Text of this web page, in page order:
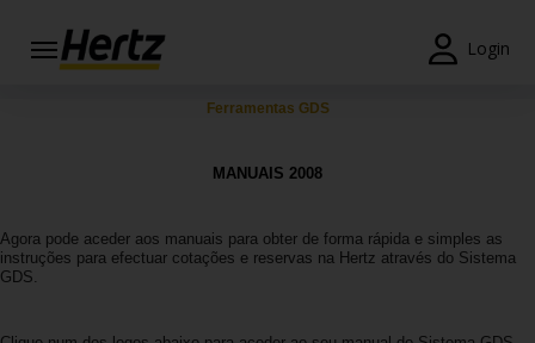
Login
Campanhas
Ferramentas GDS
MANUAIS 2008
Agora pode aceder aos manuais para obter de forma rápida e simples as
instruções para efectuar cotações e reservas na Hertz através do Sistema
GDS.